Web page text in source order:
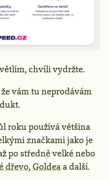
chvíli vydržte.
vám tu neprodávám
roku používá většina
značkami jako je
po středně velké nebo
dřevo,Goldeaa další.